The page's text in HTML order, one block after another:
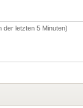
der letzten 5 Minuten)